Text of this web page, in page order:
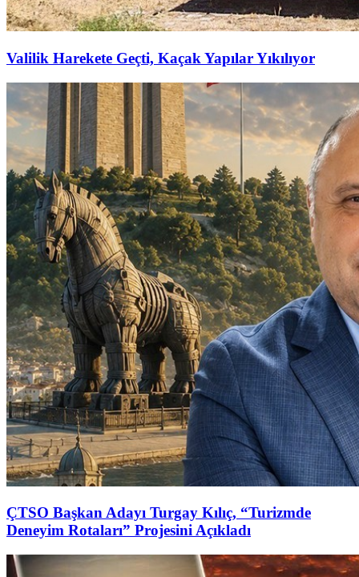
Valilik Harekete Geçti, Kaçak Yapılar Yıkılıyor
ÇTSO Başkan Adayı Turgay Kılıç, “Turizmde
Deneyim Rotaları” Projesini Açıkladı